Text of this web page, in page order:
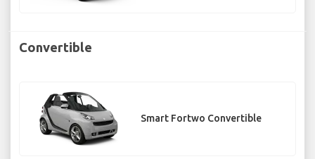
Convertible
Smart Fortwo Convertible